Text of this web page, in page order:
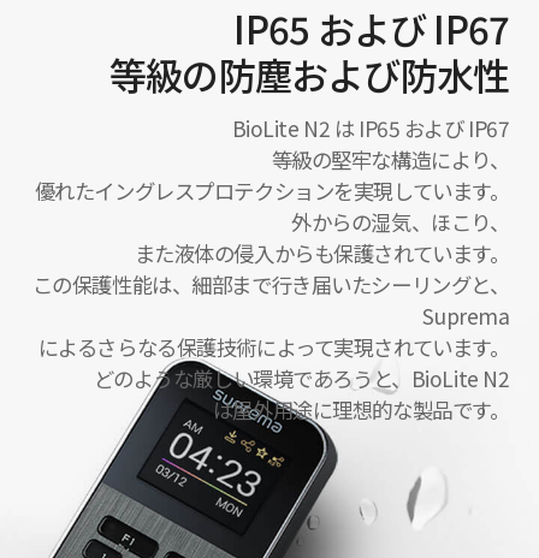
IP65 および IP67
等級の防塵および防水性
BioLite N2 は IP65 および IP67
等級の堅牢な構造により、
優れたイングレスプロテクションを実現しています。
外からの湿気、ほこり、
また液体の侵入からも保護されています。
この保護性能は、細部まで行き届いたシーリングと、
Suprema
によるさらなる保護技術によって実現されています。
どのような厳しい環境であろうと、BioLite N2
は屋外用途に理想的な製品です。